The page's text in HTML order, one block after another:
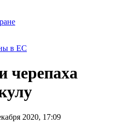
в ЕС
черепаха
2020, 17:09